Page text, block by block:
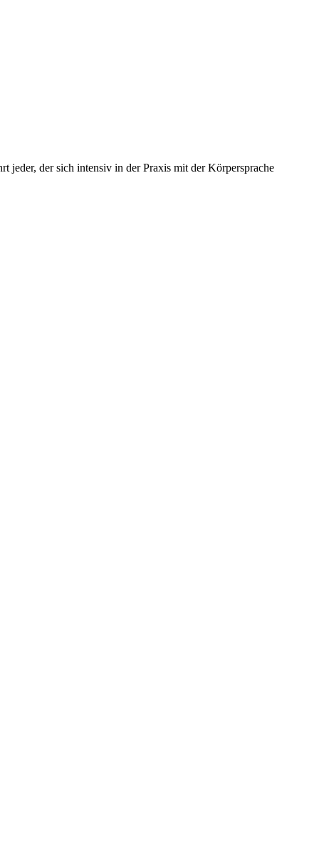
jeder, der sich intensiv in der Praxis mit der Körpersprache